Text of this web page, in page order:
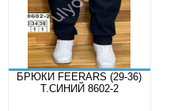
БРЮКИ FEERARS (29-36)
Т.СИНИЙ 8602-2